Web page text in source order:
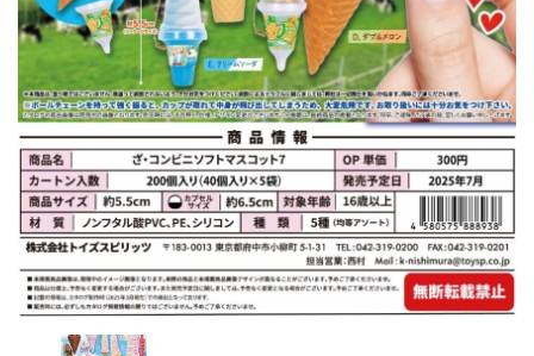
販促用カプセルトイ
よくあるご質問
ご利用ガイド
06-6282-7659